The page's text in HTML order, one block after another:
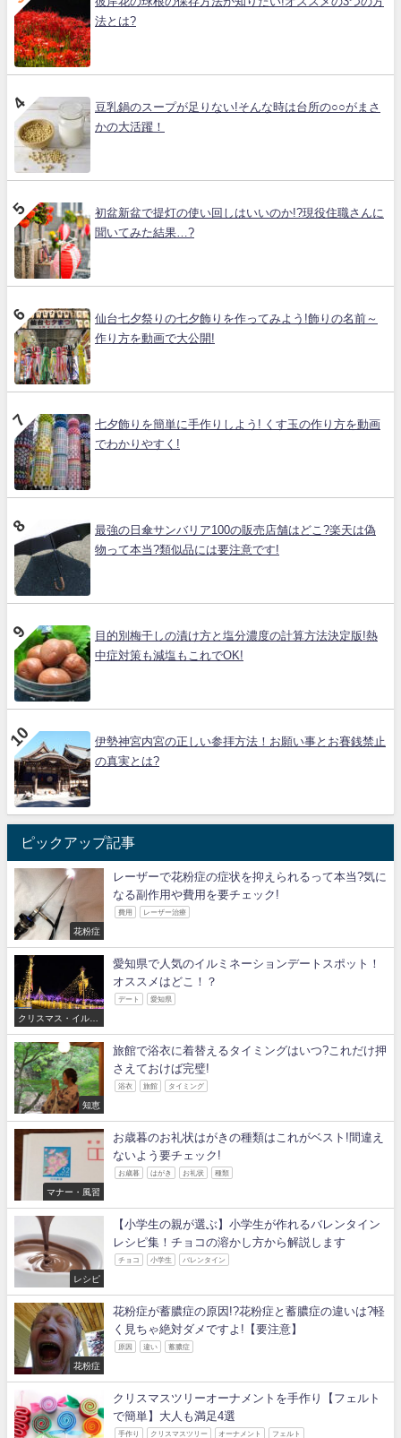
法とは?
豆乳鍋のスープが足りない!そんな時は台所の○○がまさ
かの大活躍！
初盆新盆で提灯の使い回しはいいのか!?現役住職さんに
聞いてみた結果…?
仙台七夕祭りの七夕飾りを作ってみよう!飾りの名前～
作り方を動画で大公開!
七夕飾りを簡単に手作りしよう! くす玉の作り方を動画
でわかりやすく!
最強の日傘サンバリア100の販売店舗はどこ?楽天は偽
物って本当?類似品には要注意です!
目的別梅干しの漬け方と塩分濃度の計算方法決定版!熱
中症対策も減塩もこれでOK!
伊勢神宮内宮の正しい参拝方法！お願い事とお賽銭禁止
の真実とは?
ピックアップ記事
花粉症
レーザーで花粉症の症状を抑えられるって本当?気に
なる副作用や費用を要チェック!
費用 レーザー治療
クリスマス・イルミ
愛知県で人気のイルミネーションデートスポット！
オススメはどこ！？
デート 愛知県
知恵
旅館で浴衣に着替えるタイミングはいつ?これだけ押
さえておけば完璧!
浴衣 旅館 タイミング
マナー・風習
お歳暮のお礼状はがきの種類はこれがベスト!間違え
ないよう要チェック!
お歳暮 はがき お礼状 種類
レシピ
【小学生の親が選ぶ】小学生が作れるバレンタイン
レシピ集！チョコの溶かし方から解説します
チョコ 小学生 バレンタイン
花粉症
花粉症が蓄膿症の原因!?花粉症と蓄膿症の違いは?軽
く見ちゃ絶対ダメですよ!【要注意】
原因 違い 蓄膿症
クリスマスツリーオーナメントを手作り【フェルト
で簡単】大人も満足4選
手作り クリスマスツリー オーナメント フェルト